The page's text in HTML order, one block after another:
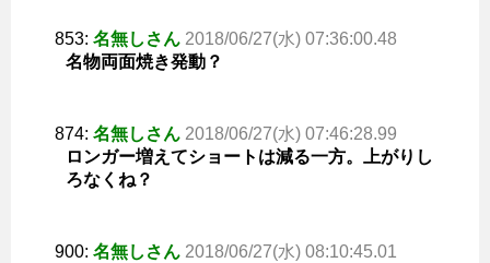
853: 名無しさん 2018/06/27(水) 07:36:00.48
名物両面焼き発動？
874: 名無しさん 2018/06/27(水) 07:46:28.99
ロンガー増えてショートは減る一方。上がりし
ろなくね？
900: 名無しさん 2018/06/27(水) 08:10:45.01